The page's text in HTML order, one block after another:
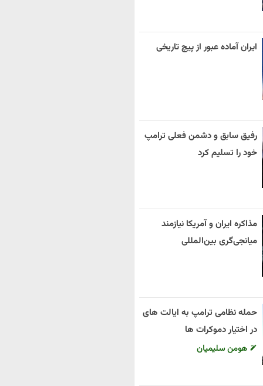
ایران آماده عبور از پیچ تاریخی
رفیق سابق و دشمن فعلی ترامپ
خود را تسلیم کرد
مذاکره ایران و آمریکا نیازمند
میانجی‌گری بین‌المللی
حمله نظامی ترامپ به ایالت های
در اختیار دموکرات ها
هومن سلیمیان